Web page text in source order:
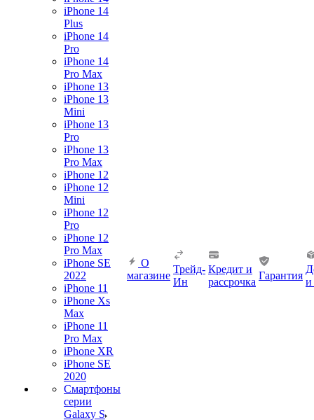
iPhone 14
Plus
iPhone 14
Pro
iPhone 14
Pro Max
iPhone 13
iPhone 13
Mini
iPhone 13
Pro
iPhone 13
Pro Max
iPhone 12
iPhone 12
Mini
iPhone 12
Pro
iPhone 12
Pro Max
iPhone SE
2022
iPhone 11
iPhone Xs
Max
iPhone 11
Pro Max
iPhone XR
iPhone SE
2020
Смартфоны
серии
Galaxy S
О
магазине
Трейд-
Ин
Кредит и
рассрочка
Гарантия
и